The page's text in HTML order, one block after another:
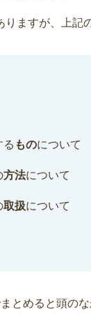
りますが、上記
る ものについて
方法について
取扱について
とめると頭の